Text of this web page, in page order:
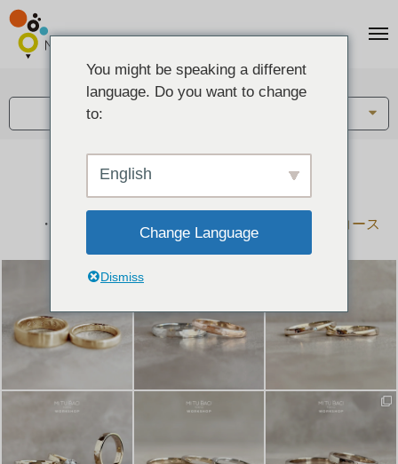
結婚指輪とペアリングのデザイン集
下記コースで手作りされた作品をご紹介します
手作り結婚指輪コース
手作りペアリングコース
You might be speaking a different
language. Do you want to change
to:
English
Change Language
Dismiss